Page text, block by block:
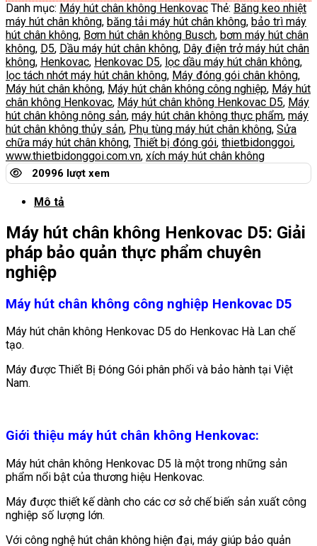
Danh mục: Máy hút chân không Henkovac Thẻ: Băng keo nhiệt
máy hút chân không, băng tải máy hút chân không, bảo trì máy
hút chân không, Bơm hút chân không Busch, bơm máy hút chân
không, D5, Dầu máy hút chân không, Dây điện trở máy hút chân
không, Henkovac, Henkovac D5, lọc dầu máy hút chân không,
lọc tách nhớt máy hút chân không, Máy đóng gói chân không,
Máy hút chân không, Máy hút chân không công nghiệp, Máy hút
chân không Henkovac, Máy hút chân không Henkovac D5, Máy
hút chân không nông sản, máy hút chân không thực phẩm, máy
hút chân không thủy sản, Phụ tùng máy hút chân không, Sửa
chữa máy hút chân không, Thiết bị đóng gói, thietbidonggoi,
www.thietbidonggoi.com.vn, xích máy hút chân không
20996 lượt xem
Mô tả
Máy hút chân không Henkovac D5: Giải
pháp bảo quản thực phẩm chuyên
nghiệp
Máy hút chân không công nghiệp Henkovac D5
Máy hút chân không Henkovac D5 do Henkovac Hà Lan chế
tạo.
Máy được Thiết Bị Đóng Gói phân phối và bảo hành tại Việt
Nam.
Giới thiệu máy hút chân không Henkovac:
Máy hút chân không Henkovac D5 là một trong những sản
phẩm nổi bật của thương hiệu Henkovac.
Máy được thiết kế dành cho các cơ sở chế biến sản xuất công
nghiệp số lượng lớn.
Với công nghệ hút chân không hiện đại, máy giúp bảo quản